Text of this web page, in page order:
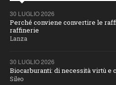
30 LUGLIO 2026
Perché conviene convertire le
raffinerie
Lanza
30 LUGLIO 2026
Biocarburanti: di necessità virtù e
Sileo